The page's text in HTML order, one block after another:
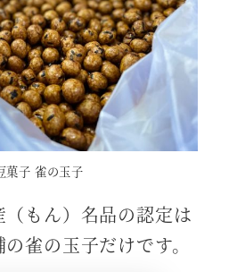
子 雀の玉子
もん）名品の認定は
雀の玉子だけです。